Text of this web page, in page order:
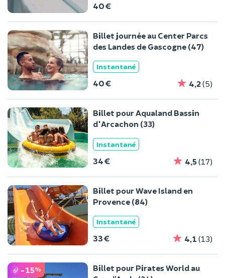
40 €
Billet journée au Center Parcs
des Landes de Gascogne (47)
Instantané
40 € 4,2(5)
Billet pour Aqualand Bassin
d'Arcachon (33)
Instantané
34 € 4,5(17)
Billet pour Wave Island en
Provence (84)
Instantané
33 € 4,1 (13)
-15%
Billet pour Pirates World au